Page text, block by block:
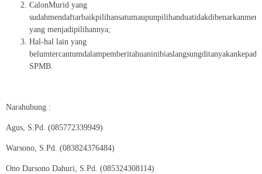
CalonMurid yang
yang menjadipilihannya;
Hal-hal lain yang
SPMB.
Narahubung :
Agus, S.Pd. (085772339949)
Warsono, S.Pd. (083824376484)
Ono Darsono Dahuri, S.Pd. (085324308114)